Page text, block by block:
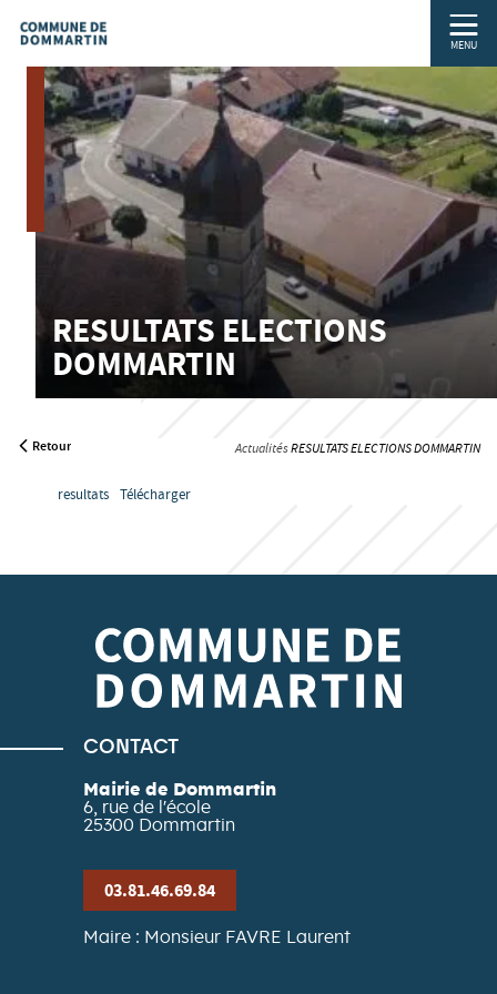
MENU
RESULTATS ELECTIONS
DOMMARTIN
Retour ActualitésRESULTATS ELECTIONS DOMMARTIN
resultats Télécharger
CONTACT
Mairie de Dommartin
6, rue de l'école
25300 Dommartin
03.81.46.69.84
Maire : Monsieur FAVRE Laurent